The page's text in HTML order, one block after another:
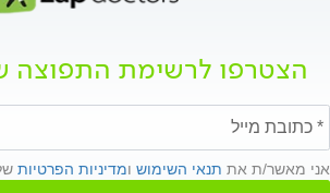
הצטרפו לרשימת התפוצה
אני מאשר/ת את תנאי השימוש ומדיניות הפרטיות